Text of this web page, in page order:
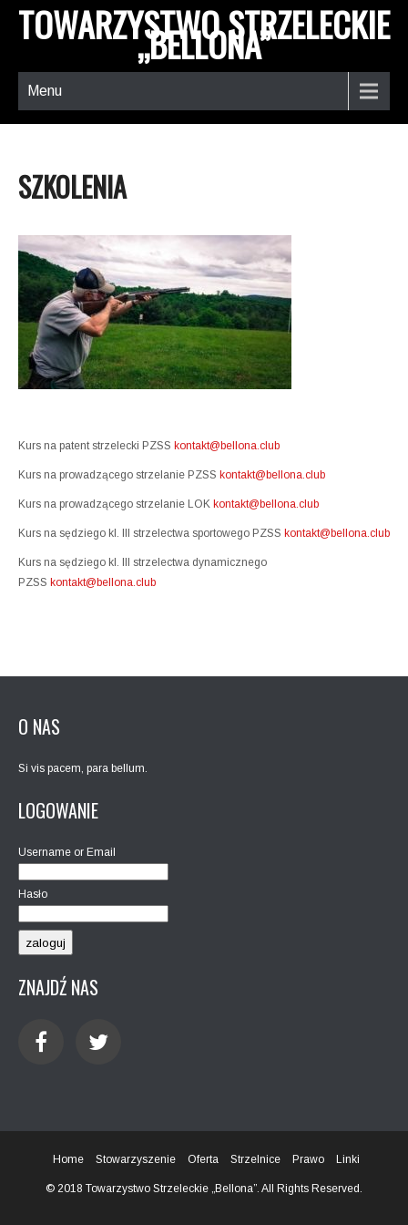
TOWARZYSTWO STRZELECKIE
„BELLONA”
Menu
SZKOLENIA
Kurs na patent strzelecki PZSS kontakt@bellona.club
Kurs na prowadzącego strzelanie PZSS kontakt@bellona.club
Kurs na prowadzącego strzelanie LOK kontakt@bellona.club
Kurs na sędziego kl. III strzelectwa sportowego PZSS kontakt@bellona.club
Kurs na sędziego kl. III strzelectwa dynamicznego
PZSS kontakt@bellona.club
O NAS
Si vis pacem, para bellum.
LOGOWANIE
Username or Email
Hasło
ZNAJDŹ NAS
Home Stowarzyszenie Oferta Strzelnice Prawo Linki
© 2018 Towarzystwo Strzeleckie „Bellona”. All Rights Reserved.